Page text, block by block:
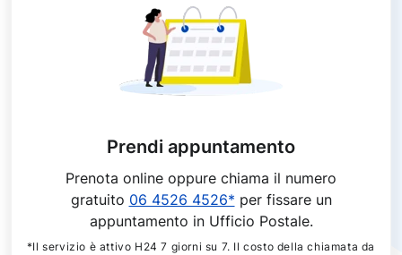
Prendi appuntamento
Prenota online oppure chiama il numero
gratuito 06 4526 4526* per fissare un
appuntamento in Ufficio Postale.
*Il servizio è attivo H24 7 giorni su 7. Il costo della chiamata da